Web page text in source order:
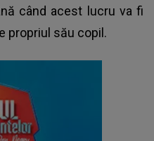
când acest lucru va fi
propriul său copil.